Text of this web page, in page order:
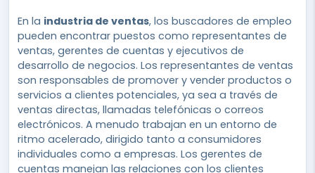
En la industria de ventas, los buscadores de empleo
pueden encontrar puestos como representantes de
ventas, gerentes de cuentas y ejecutivos de
desarrollo de negocios. Los representantes de ventas
son responsables de promover y vender productos o
servicios a clientes potenciales, ya sea a través de
ventas directas, llamadas telefónicas o correos
electrónicos. A menudo trabajan en un entorno de
ritmo acelerado, dirigido tanto a consumidores
individuales como a empresas. Los gerentes de
cuentas manejan las relaciones con los clientes